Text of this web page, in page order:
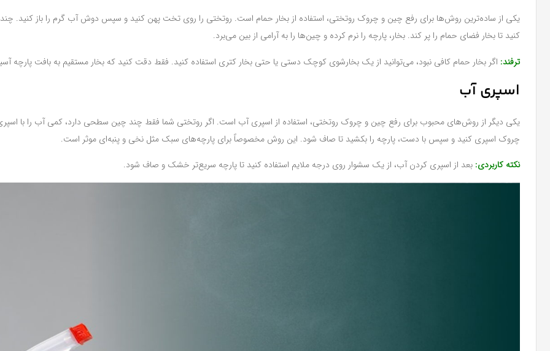
یکی از ساده‌ترین روش‌ها برای رفع چین و چروک روتختی، استفاده از بخار حمام است. روتختی را روی تخت پهن کنید و سپس دوش آب گرم را باز کنید.
کنید تا بخار فضای حمام را پر کند. بخار، پارچه را نرم کرده و چین‌ها را به آرامی از بین می‌برد.
ترفند: اگر بخار حمام کافی نبود، می‌توانید از یک بخارشوی کوچک دستی یا حتی بخار کتری استفاده کنید. فقط دقت کنید که بخار مستقیم به بافت پارچه
اسپری آب
یکی دیگر از روش‌های محبوب برای رفع چین و چروک روتختی، استفاده از اسپری آب است. اگر روتختی شما فقط چند چین سطحی دارد، کمی آب را با
چروک اسپری کنید و سپس با دست، پارچه را بکشید تا صاف شود. این روش مخصوصاً برای پارچه‌های سبک مثل نخی و پنبه‌ای موثر است.
نکته کاربردی: بعد از اسپری کردن آب، از یک سشوار روی درجه ملایم استفاده کنید تا پارچه سریع‌تر خشک و صاف شود.